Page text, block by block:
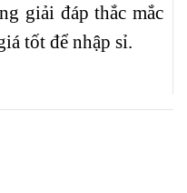
giải đáp thắc mắc
tốt để nhập sỉ.